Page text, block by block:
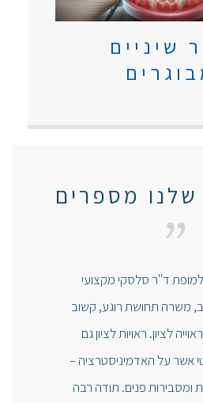
שיניים
שלנו מספרים
"ד"ר סלסקי מקצועי
משרה תחושת רוגע, קשוב
לציון. ראויות לציון גם
אשר על האדמיניסטרציה –
ומסבירות פנים. תודה רבה